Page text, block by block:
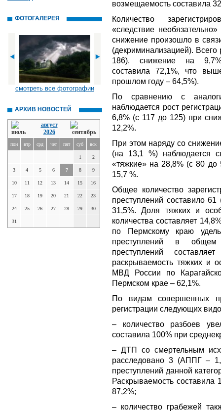
ФОТОГАЛЕРЕЯ
смотреть все фотографии
АРХИВ НОВОСТЕЙ
август
2026
пон втр срд чет пят суб вск
1 2
3 4 5 6 7 8 9
10 11 12 13 14 15 16
17 18 19 20 21 22 23
24 25 26 27 28 29 30
31
возмещаемость составила
Количество
«следствие
снижение произошло в
(декриминализацией).
186), снижение на 9,7%)
составила 72,1%, что
прошлом году – 64,5%).
По сравнению с
наблюдается рост
6,8% (с 117 до 125) при
12,2%.
При этом наряду со
(на 13,1 %) наблюдается
«тяжкие» на 28,8% (с 80
15,7 %.
Общее количество
преступлений составило
31,5%. Доля тяжких и
количества составляет
по Пермскому краю
преступлений в общем
преступлений
раскрываемость тяжких и
МВД России по
Пермском крае – 62,1%.
По видам совершенных
регистрации следующих
– количество разбоев
составила 100% при
– ДТП со смертельным
расследовано 3 (АППГ –
преступлений данной
Раскрываемость составила
87,2%;
– количество грабежей